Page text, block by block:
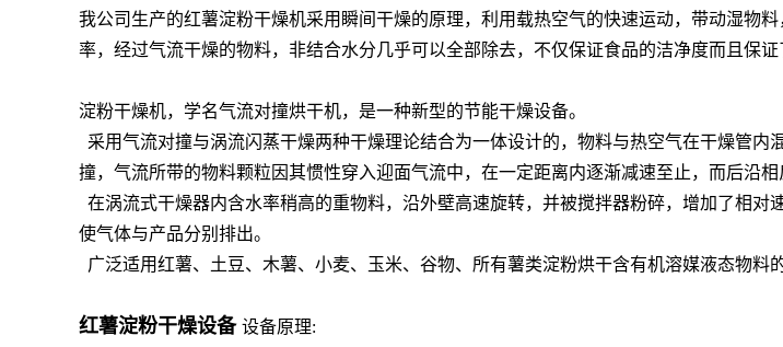
我公司生产的红薯淀粉干燥机采用瞬间干燥的原理，利用载热空气的快速运动，带动湿物
率，经过气流干燥的物料，非结合水分几乎可以全部除去，不仅保证食品的洁净度而且保证
淀粉干燥机，学名气流对撞烘干机，是一种新型的节能干燥设备。
采用气流对撞与涡流闪蒸干燥两种干燥理论结合为一体设计的，物料与热空气在干燥管
撞，气流所带的物料颗粒因其惯性穿入迎面气流中，在一定距离内逐渐减速至止，而后沿
在涡流式干燥器内含水率稍高的重物料，沿外壁高速旋转，并被搅拌器粉碎，增加了相
使气体与产品分别排出。
广泛适用红薯、土豆、木薯、小麦、玉米、谷物、所有薯类淀粉烘干含有机溶媒液态物料
红薯淀粉干燥设备 设备原理: